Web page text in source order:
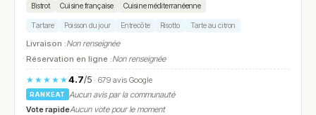
Bistrot Cuisine française Cuisine méditerranéenne
Tartare Poisson du jour Entrecôte Risotto Tarte au citron
Livraison :Non renseignée
Réservation en ligne :Non renseignée
★★★★★4.7/5· 679 avis Google
RANKEAT
Aucun avis par la communauté
Vote rapideAucun vote pour le moment